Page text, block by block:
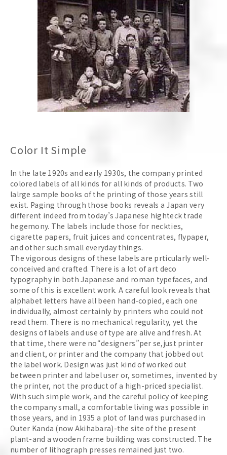
Color It Simple
In the late 1920s and early 1930s, the company printed
colored labels of all kinds for all kinds of products. Two
lalrge sample books of the printing of those years still
exist. Paging through those books reveals a Japan very
different indeed from today’s Japanese highteck trade
hegemony. The labels include those for neckties,
cigarette papers, fruit juices and concentrates, flypaper,
and other such small everyday things.
The vigorous designs of these labels are prticularly well-
conceived and crafted. There is a lot of art deco
typography in both Japanese and roman typefaces, and
some of this is excellent work. A careful look reveals that
alphabet letters have all been hand-copied, each one
individually, almost certainly by printers who could not
read them. There is no mechanical regularity, yet the
designs of labels and use of type are alive and fresh. At
that time, there were no“designers”per se,just printer
and client, or printer and the company that jobbed out
the label work. Design was just kind of worked out
between printer and label user or, sometimes, invented by
the printer, not the product of a high-priced specialist.
With such simple work, and the careful policy of keeping
the company small, a comfortable living was possible in
those years, and in 1935 a plot of land was purchased in
Outer Kanda (now Akihabara)-the site of the present
plant-and a wooden frame building was constructed. The
number of lithograph presses remained just two.